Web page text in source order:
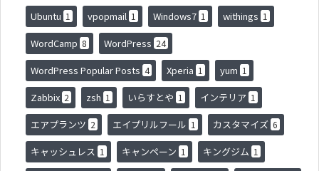
Ubuntu 1 vpopmail 1 Windows7 1 withings 1
WordCamp 8 WordPress 24
WordPress Popular Posts 4 Xperia 1 yum 1
Zabbix 2 zsh 1 いらすとや 1 インテリア 1
エアプランツ 2 エイプリルフール 1 カスタマイズ 6
キャッシュレス 1 キャンペーン 1 キングジム 1